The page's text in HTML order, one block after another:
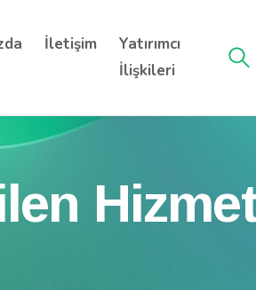
İletişim
Yatırımcı
İlişkileri